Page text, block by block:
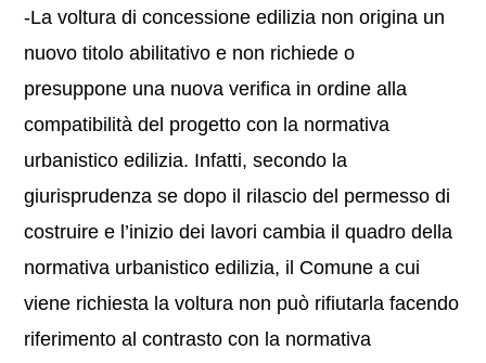
-La voltura di concessione edilizia non origina un
nuovo titolo abilitativo e non richiede o
presuppone una nuova verifica in ordine alla
compatibilità del progetto con la normativa
urbanistico edilizia. Infatti, secondo la
giurisprudenza se dopo il rilascio del permesso di
costruire e l’inizio dei lavori cambia il quadro della
normativa urbanistico edilizia, il Comune a cui
viene richiesta la voltura non può rifiutarla facendo
riferimento al contrasto con la normativa